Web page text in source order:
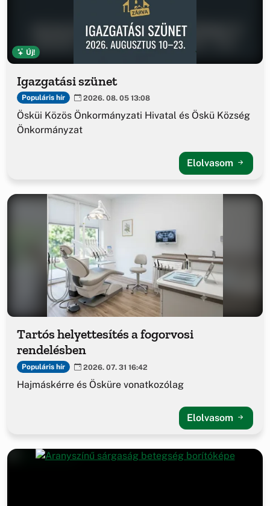
Új!
Igazgatási szünet
Populáris hír 2026. 08. 05 13:08
Ösküi Közös Önkormányzati Hivatal és Öskü Község
Önkormányzat
Elolvasom
Tartós helyettesítés a fogorvosi
rendelésben
Populáris hír 2026. 07. 31 16:42
Hajmáskérre és Ösküre vonatkozólag
Elolvasom